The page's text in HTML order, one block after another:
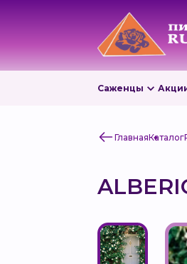
Саженцы
ГлавнаяКаталог